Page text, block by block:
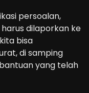
persoalan,
dilaporkan ke
bisa
di samping
yang telah